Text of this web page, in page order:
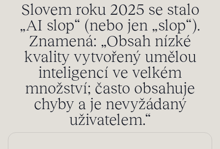
Slovem roku 2025 se stalo
„AI slop“ (nebo jen „slop“).
Znamená: „Obsah nízké
kvality vytvořený umělou
inteligencí ve velkém
množství; často obsahuje
chyby a je nevyžádaný
uživatelem.“